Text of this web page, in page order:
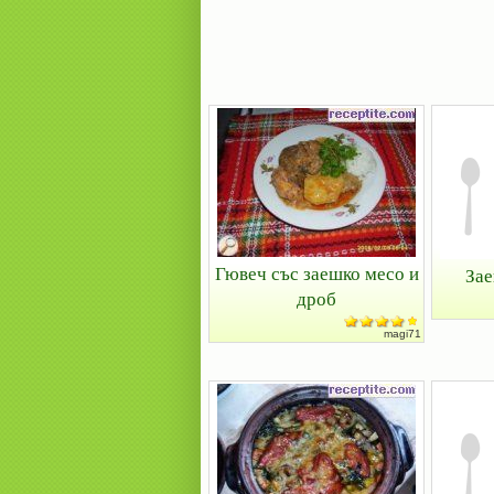
Гювеч със заешко месо и
дроб
magi71